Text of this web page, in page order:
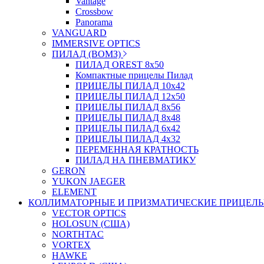
Crossbow
Panorama
VANGUARD
IMMERSIVE OPTICS
ПИЛАД (ВОМЗ)
ПИЛАД OREST 8х50
Компактные прицелы Пилад
ПРИЦЕЛЫ ПИЛАД 10х42
ПРИЦЕЛЫ ПИЛАД 12х50
ПРИЦЕЛЫ ПИЛАД 8х56
ПРИЦЕЛЫ ПИЛАД 8х48
ПРИЦЕЛЫ ПИЛАД 6х42
ПРИЦЕЛЫ ПИЛАД 4х32
ПЕРЕМЕННАЯ КРАТНОСТЬ
ПИЛАД НА ПНЕВМАТИКУ
GERON
YUKON JAEGER
ELEMENT
КОЛЛИМАТОРНЫЕ И ПРИЗМАТИЧЕСКИЕ
VECTOR OPTICS
HOLOSUN (США)
NORTHTAC
VORTEX
HAWKE